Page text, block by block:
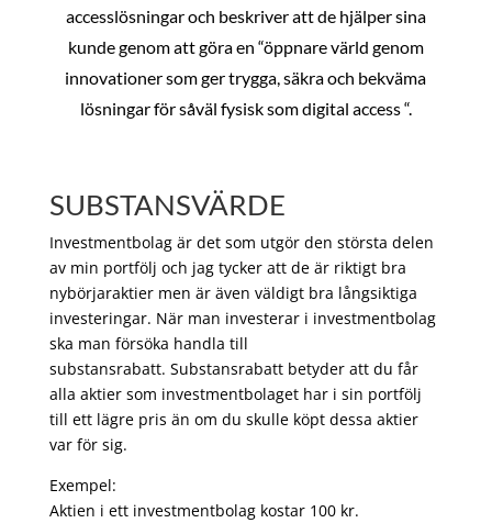
accesslösningar och beskriver att de hjälper sina
kunde genom att göra en “öppnare värld genom
innovationer som ger trygga, säkra och bekväma
lösningar för såväl fysisk som digital access “.
SUBSTANSVÄRDE
Investmentbolag är det som utgör den största delen
av min portfölj och jag tycker att de är riktigt bra
nybörjaraktier men är även väldigt bra långsiktiga
investeringar. När man investerar i investmentbolag
ska man försöka handla till
substansrabatt. Substansrabatt betyder att du får
alla aktier som investmentbolaget har i sin portfölj
till ett lägre pris än om du skulle köpt dessa aktier
var för sig.
Exempel:
Aktien i ett investmentbolag kostar 100 kr.